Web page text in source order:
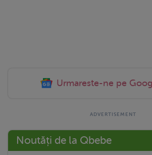
Urmareste-ne pe
Noutăți de la Qbebe